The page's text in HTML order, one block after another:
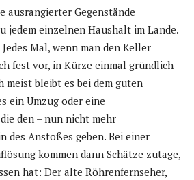
ausrangierter Gegenstände
jedem einzelnen Haushalt im Lande.
Mal, wenn man den Keller
fest vor, in Kürze einmal gründlich
meist bleibt es bei dem guten
ein Umzug oder eine
den – nun nicht mehr
des Anstoßes geben. Bei einer
kommen dann Schätze zutage,
hat: Der alte Röhrenfernseher,